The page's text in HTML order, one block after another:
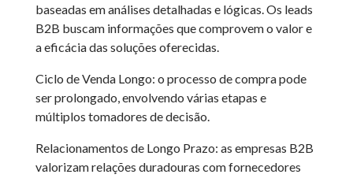
baseadas em análises detalhadas e lógicas. Os leads
B2B buscam informações que comprovem o valor e
a eficácia das soluções oferecidas.
Ciclo de Venda Longo: o processo de compra pode
ser prolongado, envolvendo várias etapas e
múltiplos tomadores de decisão.
Relacionamentos de Longo Prazo: as empresas B2B
valorizam relações duradouras com fornecedores